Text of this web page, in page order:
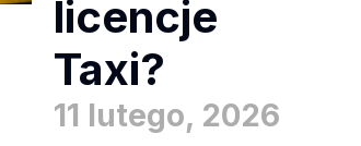
licencje
Taxi?
11 lutego, 2026